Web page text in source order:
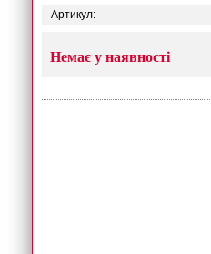
Артикул:
Немає у наявності